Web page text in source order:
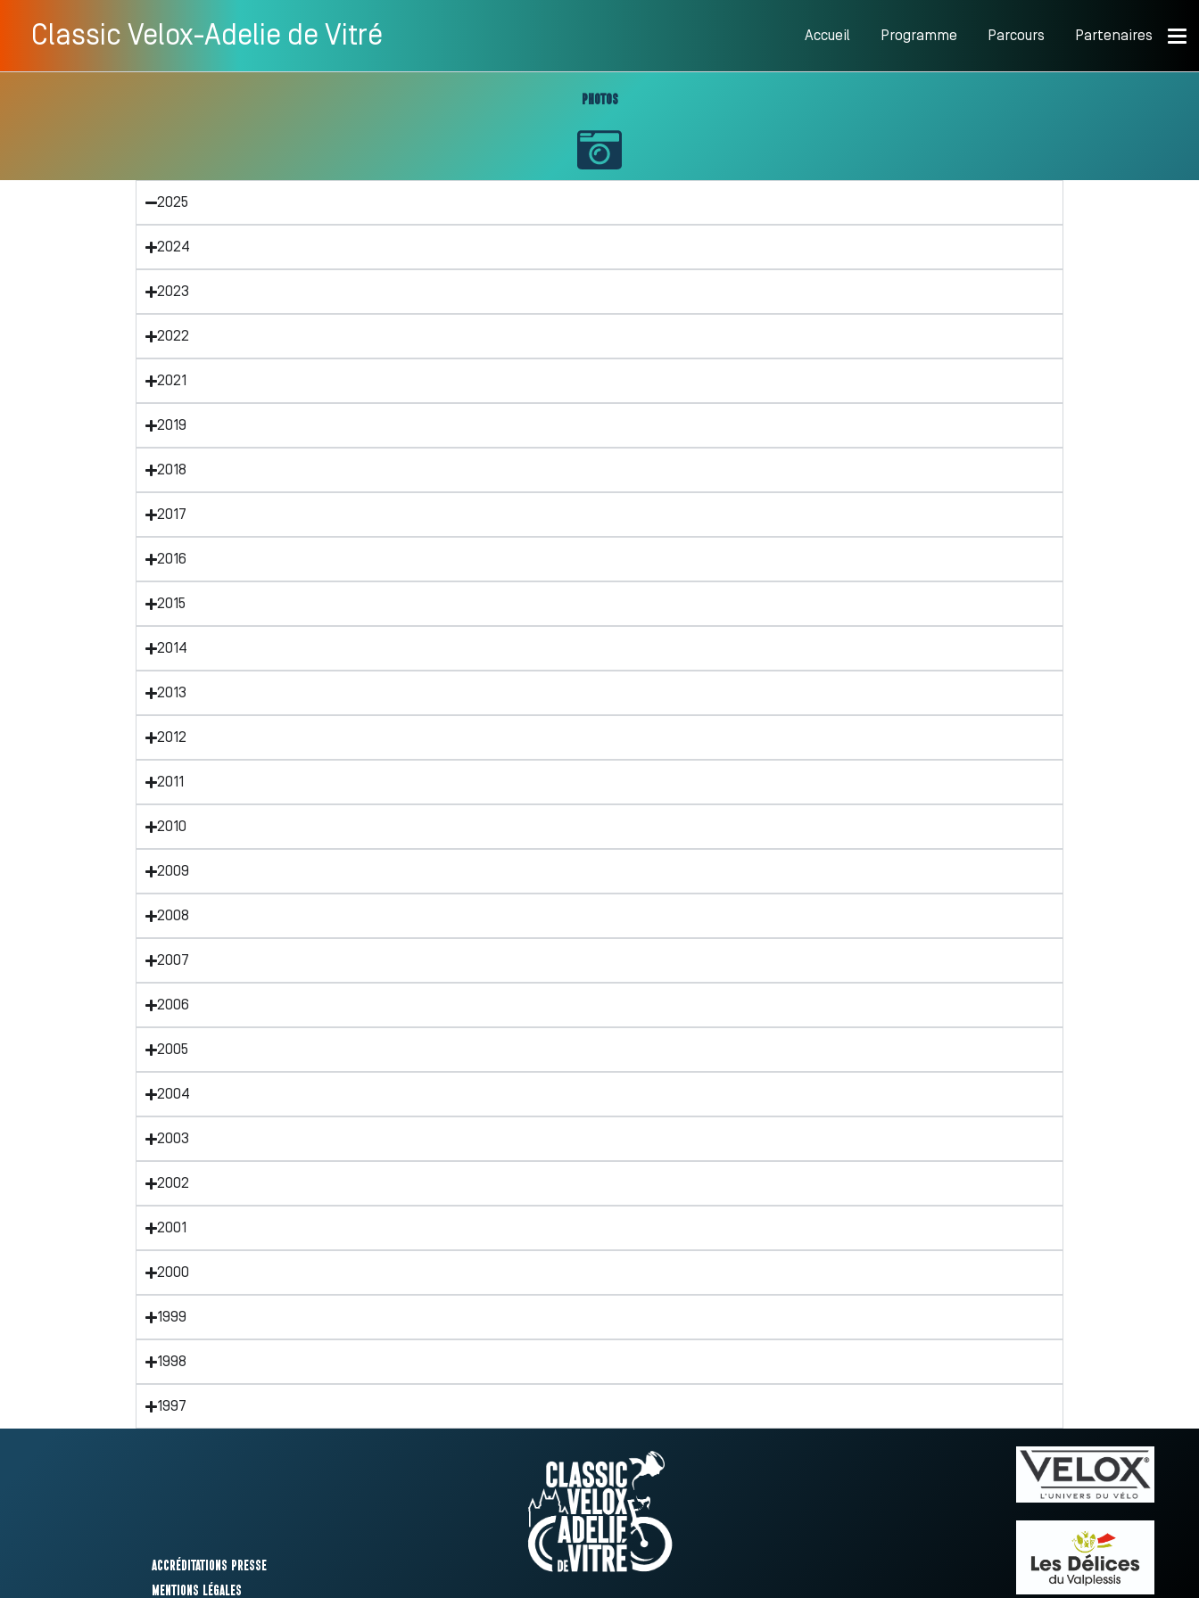
Classic Velox-Adelie de Vitré Accueil Programme Parcours Partenaires
Photos
2025
2024
2023
2022
2021
2019
2018
2017
2016
2015
2014
2013
2012
2011
2010
2009
2008
2007
2006
2005
2004
2003
2002
2001
2000
1999
1998
1997
Accréditations presse
Mentions légales